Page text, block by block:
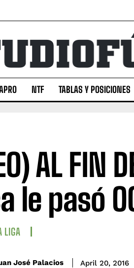
NTF TABLAS Y POSICIONES
AL FIN
le pasó
LIGA
José Palacios April 20, 2016